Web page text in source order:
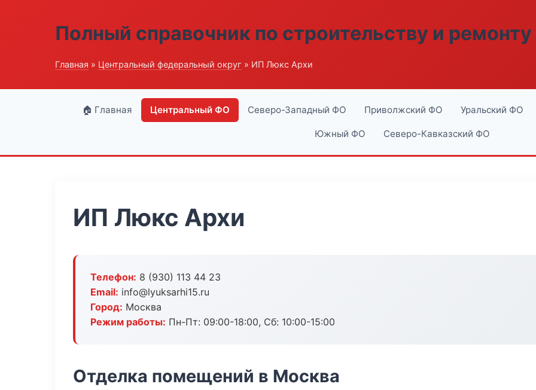
Полный справочник по строительству и ремонту
Главная » Центральный федеральный округ » ИП Люкс Архи
🏠 Главная Центральный ФО Северо-Западный ФО Приволжский ФО Уральский ФО
Южный ФО Северо-Кавказский ФО
ИП Люкс Архи
Телефон: 8 (930) 113 44 23
Email: info@lyuksarhi15.ru
Город: Москва
Режим работы: Пн-Пт: 09:00-18:00, Сб: 10:00-15:00
Отделка помещений в Москва